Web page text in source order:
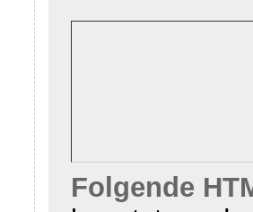
Folgende